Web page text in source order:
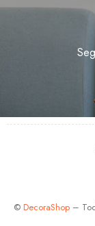
© DecoraShop –